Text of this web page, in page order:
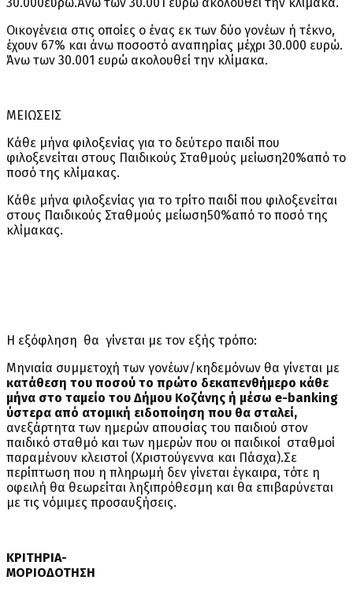
Οικογένεια στις οποίες ο ένας εκ των δύο γονέων ή τέκνο,
έχουν 67% και άνω ποσοστό αναπηρίας μέχρι 30.000 ευρώ.
Άνω των 30.001 ευρώ ακολουθεί την κλίμακα.
ΜΕΙΩΣΕΙΣ
Κάθε μήνα φιλοξενίας για το δεύτερο παιδί που
φιλοξενείται στους Παιδικούς Σταθμούς μείωση20%από το
ποσό της κλίμακας.
Κάθε μήνα φιλοξενίας για το τρίτο παιδί που φιλοξενείται
στους Παιδικούς Σταθμούς μείωση50%από το ποσό της
κλίμακας.
Η εξόφληση θα γίνεται με τον εξής τρόπο:
Μηνιαία συμμετοχή των γονέων/κηδεμόνων θα γίνεται με
κατάθεση του ποσού το πρώτο δεκαπενθήμερο κάθε
μήνα στο ταμείο του Δήμου Κοζάνης ή μέσω e-banking
ύστερα από ατομική ειδοποίηση που θα σταλεί,
ανεξάρτητα των ημερών απουσίας του παιδιού στον
παιδικό σταθμό και των ημερών που οι παιδικοί σταθμοί
παραμένουν κλειστοί (Χριστούγεννα και Πάσχα).Σε
περίπτωση που η πληρωμή δεν γίνεται έγκαιρα, τότε η
οφειλή θα θεωρείται ληξιπρόθεσμη και θα επιβαρύνεται
με τις νόμιμες προσαυξήσεις.
ΚΡΙΤΗΡΙΑ-
ΜΟΡΙΟΔΟΤΗΣΗ